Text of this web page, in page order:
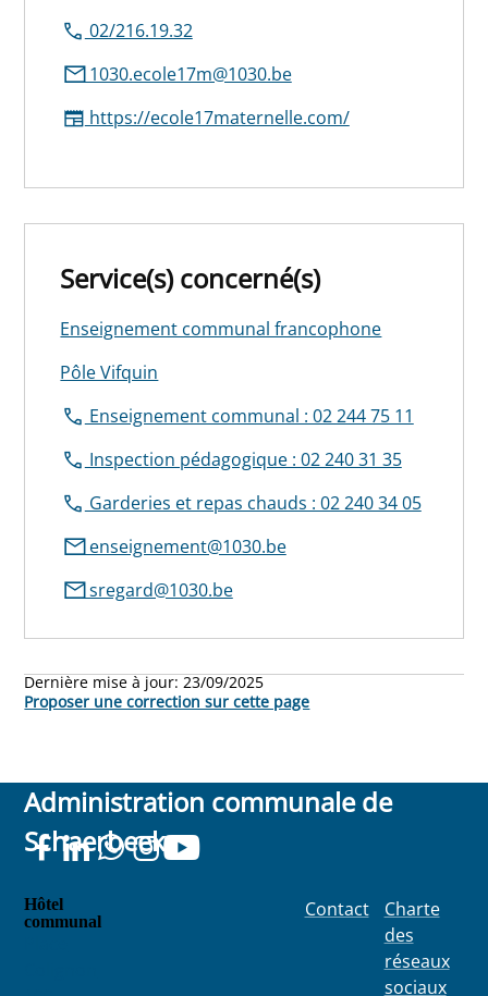
02/216.19.32
1030.ecole17m@1030.be
https://ecole17maternelle.com/
Service(s) concerné(s)
Enseignement communal francophone
Pôle Vifquin
Enseignement communal : 02 244 75 11
Inspection pédagogique : 02 240 31 35
Garderies et repas chauds : 02 240 34 05
enseignement@1030.be
sregard@1030.be
Dernière mise à jour:23/09/2025
Proposer une correction sur cette page
Administration communale de
Schaerbeek
Hôtel
communal
Contact
Charte
des
réseaux
sociaux